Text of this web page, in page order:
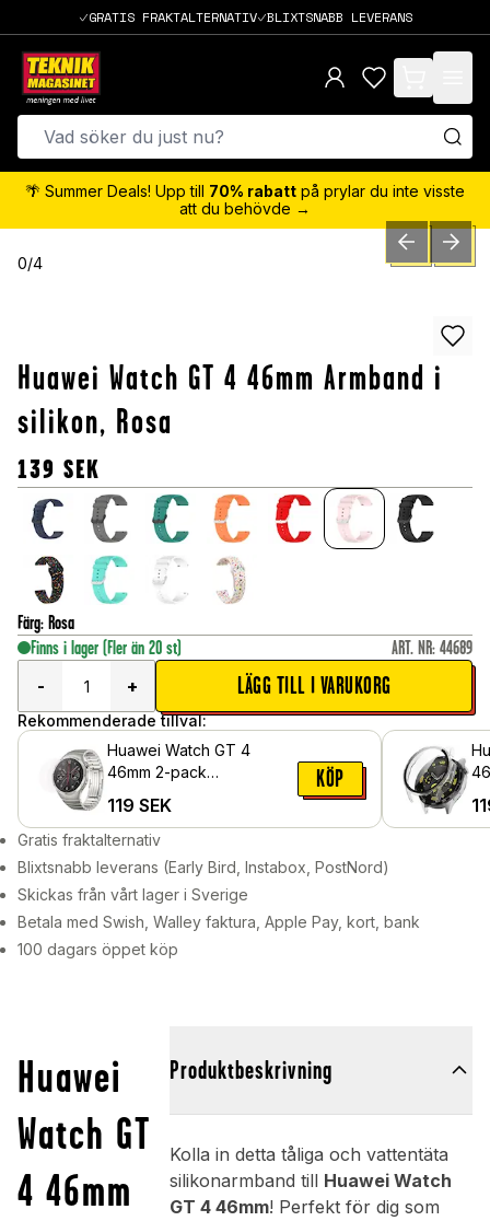
GRATIS FRAKTALTERNATIV BLIXTSNABB LEVERANS
items in cart,
🌴 Summer Deals! Upp till 70% rabatt på prylar du inte visste
att du behövde →
0/4 PREVIOUSNEXT
Huawei Watch GT 4 46mm Armband i
silikon, Rosa
139 SEK
Färg: Rosa
Finns i lager (Fler än 20 st) ART. NR: 44689
-
+ LÄGG TILL I VARUKORG
Rekommenderade tillval:
Huawei Watch GT 4
46mm 2-pack
119 SEK
KÖP
Gratis fraktalternativ
Blixtsnabb leverans (Early Bird, Instabox, PostNord)
Skickas från vårt lager i Sverige
Betala med Swish, Walley faktura, Apple Pay, kort, bank
100 dagars öppet köp
Huawei
Watch GT
4 46mm
Produktbeskrivning
Kolla in detta tåliga och vattentäta
silikonarmband till Huawei Watch
GT 4 46mm! Perfekt för dig som